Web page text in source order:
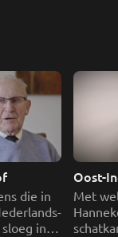
die in
in
Oost-
Met